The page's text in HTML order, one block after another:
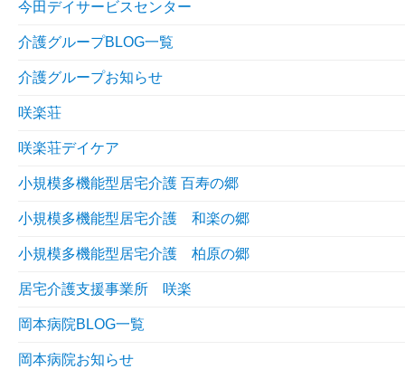
今田デイサービスセンター
介護グループBLOG一覧
介護グループお知らせ
咲楽荘
咲楽荘デイケア
小規模多機能型居宅介護 百寿の郷
小規模多機能型居宅介護 和楽の郷
小規模多機能型居宅介護 柏原の郷
居宅介護支援事業所 咲楽
岡本病院BLOG一覧
岡本病院お知らせ